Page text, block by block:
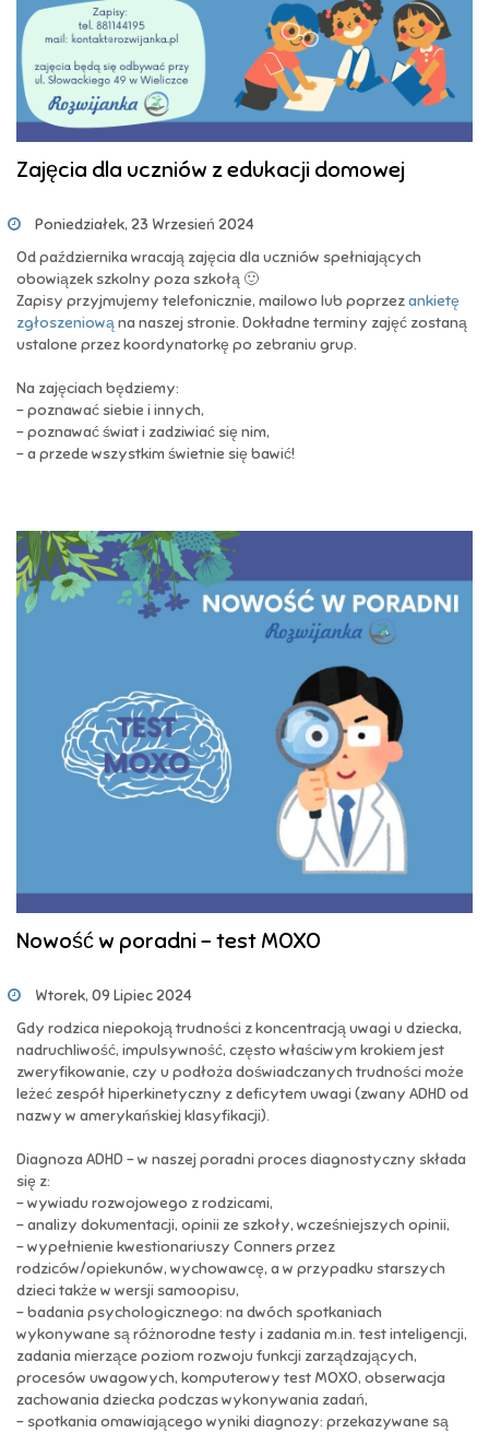
Zajęcia dla uczniów z edukacji domowej
Poniedziałek, 23 Wrzesień 2024
Od października wracają zajęcia dla uczniów spełniających
obowiązek szkolny poza szkołą 🙂
Zapisy przyjmujemy telefonicznie, mailowo lub poprzezankietę
zgłoszeniowąna naszej stronie. Dokładne terminy zajęć zostaną
ustalone przez koordynatorkę po zebraniu grup.
Na zajęciach będziemy:
- poznawać siebie i innych,
- poznawać świat i zadziwiać się nim,
- a przede wszystkim świetnie się bawić!
Nowość w poradni - test MOXO
Wtorek, 09 Lipiec 2024
Gdy rodzica niepokoją trudności z koncentracją uwagi u dziecka,
nadruchliwość, impulsywność, często właściwym krokiem jest
zweryfikowanie, czy u podłoża doświadczanych trudności może
leżeć zespół hiperkinetyczny z deficytem uwagi (zwany ADHD od
nazwy w amerykańskiej klasyfikacji).
Diagnoza ADHD - w naszej poradni proces diagnostyczny składa
się z:
- wywiadu rozwojowego z rodzicami,
- analizy dokumentacji, opinii ze szkoły, wcześniejszych opinii,
- wypełnienie kwestionariuszy Conners przez
rodziców/opiekunów, wychowawcę, a w przypadku starszych
dzieci także w wersji samoopisu,
- badania psychologicznego: na dwóch spotkaniach
wykonywane są różnorodne testy i zadania m.in. test inteligencji,
zadania mierzące poziom rozwoju funkcji zarządzających,
procesów uwagowych, komputerowy test MOXO, obserwacja
zachowania dziecka podczas wykonywania zadań,
- spotkania omawiającego wyniki diagnozy: przekazywane są